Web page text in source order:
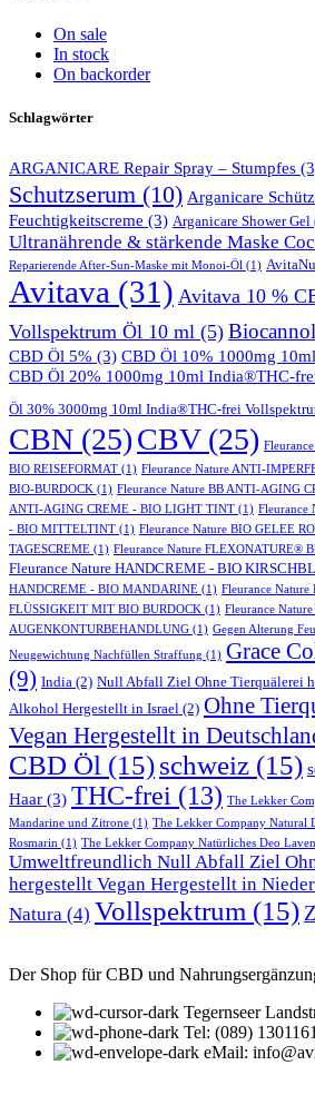
On sale
In stock
On backorder
Schlagwörter
ARGANICARE Repair Spray – Stumpfes
Schutzserum (10) Arganicare
Feuchtigkeitscreme (3) Arganicare Shower Gel
Ultranährende & stärkende Maske
Reparierende After-Sun-Maske mit Monoi-Öl (1)
Avitava (31) Avitava 10 %
Vollspektrum Öl 10 ml (5) Biocannol
CBD Öl 5% (3) CBD Öl 10% 1000mg
CBD Öl 20% 1000mg 10ml India®THC-
Öl 30% 3000mg 10ml India®THC-frei
CBN (25)CBV(25)
BIO REISEFORMAT (1) Fleurance Nature ANTI-
BIO-BURDOCK (1) Fleurance Nature BB ANTI-AGING
ANTI-AGING CREME - BIO LIGHT TINT (1) Fleurance
- BIO MITTELTINT (1) Fleurance Nature BIO GELEE
TAGESCREME (1) Fleurance Nature FLEXONATURE®
Fleurance Nature HANDCREME - BIO
HANDCREME - BIO MANDARINE (1) Fleurance
FLÜSSIGKEIT MIT BIO BURDOCK (1) Fleurance
AUGENKONTURBEHANDLUNG (1) Gegen Alterung
Neugewichtung Nachfüllen Straffung (1) Grace
(9) India (2) Null Abfall Ziel Ohne Tierquälerei
Alkohol Hergestellt in Israel (2) Ohne
Vegan Hergestellt in
CBD Öl (15)schweiz (15)
Haar (3) THC-frei (13) The Lekker
Mandarine und Zitrone (1) The Lekker Company Natural
Rosmarin (1) The Lekker Company Natürliches Deo
Umweltfreundlich Null Abfall Ziel
hergestellt Vegan Hergestellt in
Natura (4) Vollspektrum (15)
Der Shop für CBD und
Tegernseer
Tel: (089)
eMail: